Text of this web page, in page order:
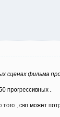
сценах фильма
прогрессивных .
, свп может